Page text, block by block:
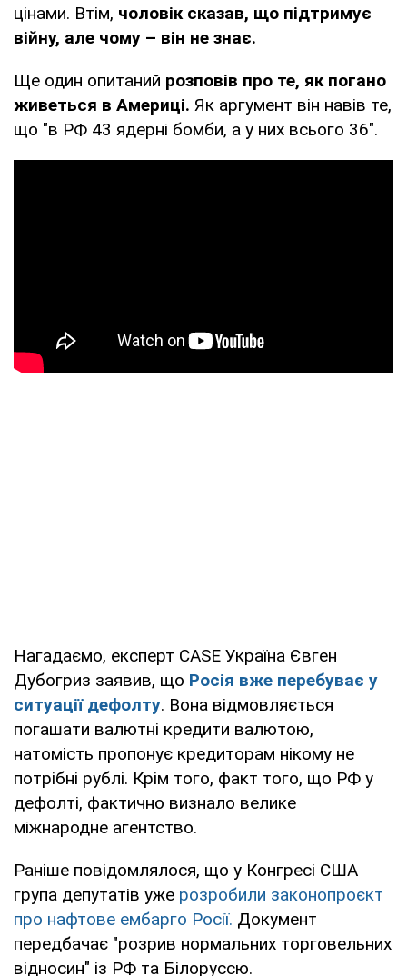
цінами. Втім, чоловік сказав, що підтримує
війну, але чому – він не знає.
Ще один опитаний розповів про те, як погано
живеться в Америці. Як аргумент він навів те,
що "в РФ 43 ядерні бомби, а у них всього 36".
Нагадаємо, експерт CASE Україна Євген
Дубогриз заявив, що Росія вже перебуває у
ситуації дефолту. Вона відмовляється
погашати валютні кредити валютою,
натомість пропонує кредиторам нікому не
потрібні рублі. Крім того, факт того, що РФ у
дефолті, фактично визнало велике
міжнародне агентство.
Раніше повідомлялося, що у Конгресі США
група депутатів уже розробили законопроєкт
про нафтове ембарго Росії. Документ
передбачає "розрив нормальних торговельних
відносин" із РФ та Білоруссю.